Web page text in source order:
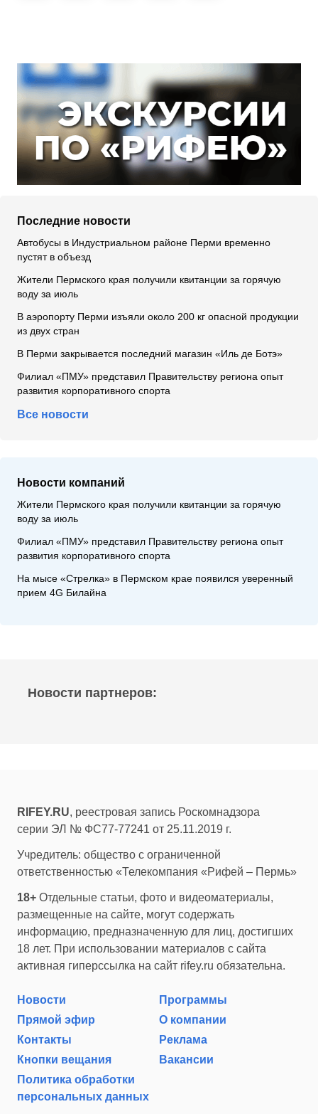
Последние новости
Автобусы в Индустриальном районе Перми временно
пустят в объезд
Жители Пермского края получили квитанции за горячую
воду за июль
В аэропорту Перми изъяли около 200 кг опасной продукции
из двух стран
В Перми закрывается последний магазин «Иль де Ботэ»
Филиал «ПМУ» представил Правительству региона опыт
развития корпоративного спорта
Все новости
Новости компаний
Жители Пермского края получили квитанции за горячую
воду за июль
Филиал «ПМУ» представил Правительству региона опыт
развития корпоративного спорта
На мысе «Стрелка» в Пермском крае появился уверенный
прием 4G Билайна
Новости партнеров:
RIFEY.RU, реестровая запись Роскомнадзора
серии ЭЛ № ФС77-77241 от 25.11.2019 г.
Учредитель: общество с ограниченной
ответственностью «Телекомпания «Рифей – Пермь»
18+ Отдельные статьи, фото и видеоматериалы,
размещенные на сайте, могут содержать
информацию, предназначенную для лиц, достигших
18 лет. При использовании материалов с сайта
активная гиперссылка на сайт rifey.ru обязательна.
Новости
Программы
Прямой эфир
О компании
Контакты
Реклама
Кнопки вещания
Вакансии
Политика обработки
персональных данных